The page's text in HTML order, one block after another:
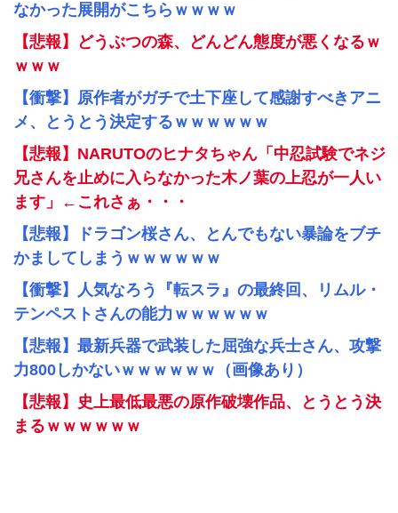
なかった展開がこちらｗｗｗｗ
【悲報】どうぶつの森、どんどん態度が悪くなるｗ
ｗｗｗ
【衝撃】原作者がガチで土下座して感謝すべきアニ
メ、とうとう決定するｗｗｗｗｗｗ
【悲報】NARUTOのヒナタちゃん「中忍試験でネジ
兄さんを止めに入らなかった木ノ葉の上忍が一人い
ます」←これさぁ・・・
【悲報】ドラゴン桜さん、とんでもない暴論をブチ
かましてしまうｗｗｗｗｗｗ
【衝撃】人気なろう『転スラ』の最終回、リムル・
テンペストさんの能力ｗｗｗｗｗｗ
【悲報】最新兵器で武装した屈強な兵士さん、攻撃
力800しかないｗｗｗｗｗｗ（画像あり）
【悲報】史上最低最悪の原作破壊作品、とうとう決
まるｗｗｗｗｗｗ